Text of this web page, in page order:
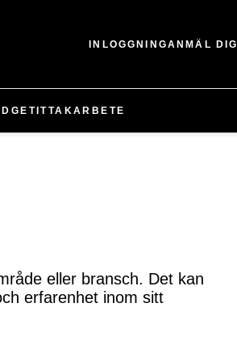
INLOGGNINGANMÄL DIG
ITTAKARBETE
eller bransch. Det kan
erfarenhet inom sitt